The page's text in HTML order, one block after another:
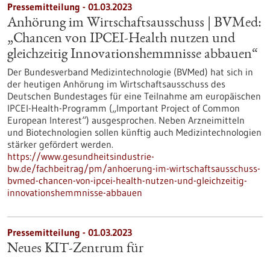
Pressemitteilung - 01.03.2023
Anhörung im Wirtschaftsausschuss | BVMed:
„Chancen von IPCEI-Health nutzen und
gleichzeitig Innovationshemmnisse abbauen“
Der Bundesverband Medizintechnologie (BVMed) hat sich in
der heutigen Anhörung im Wirtschaftsausschuss des
Deutschen Bundestages für eine Teilnahme am europäischen
IPCEI-Health-Programm („Important Project of Common
European Interest“) ausgesprochen. Neben Arzneimitteln
und Biotechnologien sollen künftig auch Medizintechnologien
stärker gefördert werden.
https://www.gesundheitsindustrie-
bw.de/fachbeitrag/pm/anhoerung-im-wirtschaftsausschuss-
bvmed-chancen-von-ipcei-health-nutzen-und-gleichzeitig-
innovationshemmnisse-abbauen
Pressemitteilung - 01.03.2023
Neues KIT-Zentrum für